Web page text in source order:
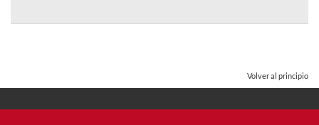
Volver al principio